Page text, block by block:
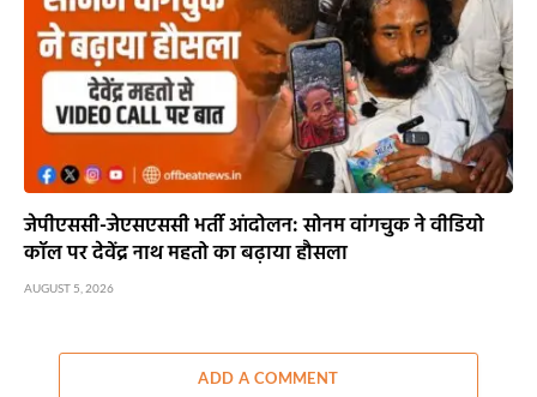
जेपीएससी-जेएसएससी भर्ती आंदोलन: सोनम वांगचुक ने वीडियो
कॉल पर देवेंद्र नाथ महतो का बढ़ाया हौसला
AUGUST 5, 2026
ADD A COMMENT